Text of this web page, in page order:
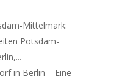
Mittelmark:
Potsdam-
in Berlin – Eine